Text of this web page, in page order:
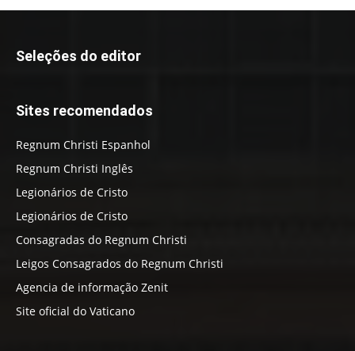
Seleções do editor
Sites recomendados
Regnum Christi Espanhol
Regnum Christi Inglês
Legionários de Cristo
Legionários de Cristo
Consagradas do Regnum Christi
Leigos Consagrados do Regnum Christi
Agencia de informação Zenit
Site oficial do Vaticano